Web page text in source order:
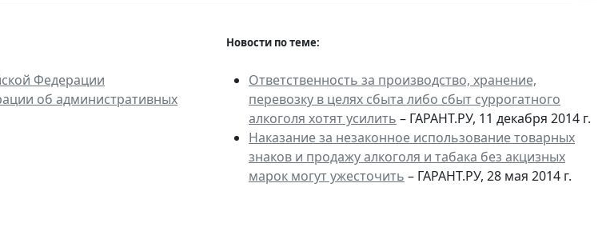
Новости по теме:
Федерации
об административных
Ответственность за производство, хранение,
перевозку в целях сбыта либо сбыт суррогатного
алкоголя хотят усилить – ГАРАНТ.РУ, 11 декабря 2014 г.
Наказание за незаконное использование товарных
знаков и продажу алкоголя и табака без акцизных
марок могут ужесточить – ГАРАНТ.РУ, 28 мая 2014 г.